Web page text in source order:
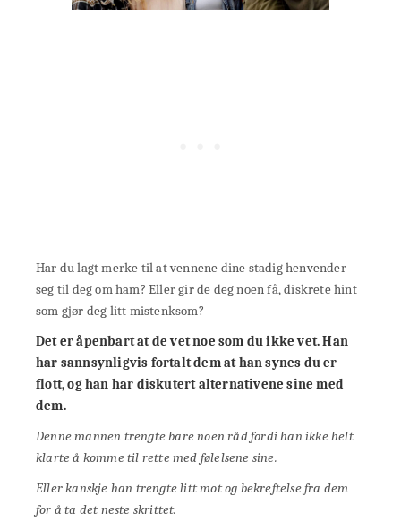
Har du lagt merke til at vennene dine stadig henvender
seg til deg om ham? Eller gir de deg noen få, diskrete hint
som gjør deg litt mistenksom?
Det er åpenbart at de vet noe som du ikke vet. Han
har sannsynligvis fortalt dem at han synes du er
flott, og han har diskutert alternativene sine med
dem.
Denne mannen trengte bare noen råd fordi han ikke helt
klarte å komme til rette med følelsene sine.
Eller kanskje han trengte litt mot og bekreftelse fra dem
for å ta det neste skrittet.